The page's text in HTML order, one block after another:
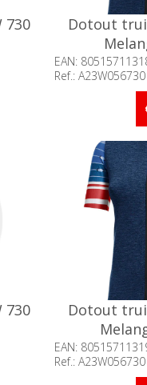
730
stuks
Dotout trui
EAN:
Ref.: A23W056730
730
stuks
Dotout trui
EAN:
Ref.: A23W056730